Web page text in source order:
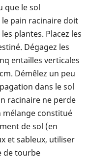
que le sol
pain racinaire doit
plantes. Placez les
Dégagez les
entailles verticales
Démêlez un peu
dans le sol
racinaire ne perde
mélange constitué
de sol (en
et sableux, utiliser
de tourbe